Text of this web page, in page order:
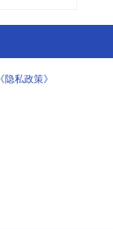
《隐私政策》